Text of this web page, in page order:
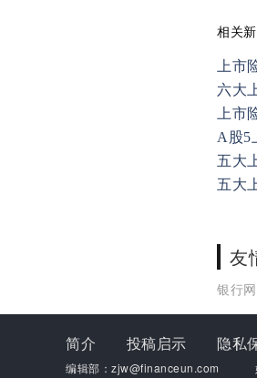
相关
上市
六大
上市
A股5
五大
五大
友
银行网
简介 投稿启示 隐私
编辑部：zjw@financeun.com